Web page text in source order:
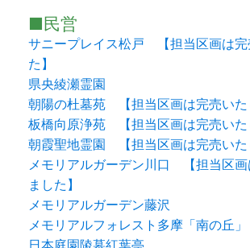
■民営
サニープレイス松戸 【担当区画は完
た】
県央綾瀬霊園
朝陽の杜墓苑 【担当区画は完売いた
板橋向原浄苑 【担当区画は完売いた
朝霞聖地霊園 【担当区画は完売いた
メモリアルガーデン川口 【担当区画
ました】
メモリアルガーデン藤沢
メモリアルフォレスト多摩「南の丘」
日本庭園陵墓紅葉亭